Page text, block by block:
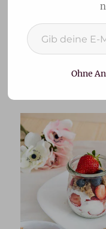
Dessert
Mandel
Gib deine E-Mail-Adresse ein ...
Ohne